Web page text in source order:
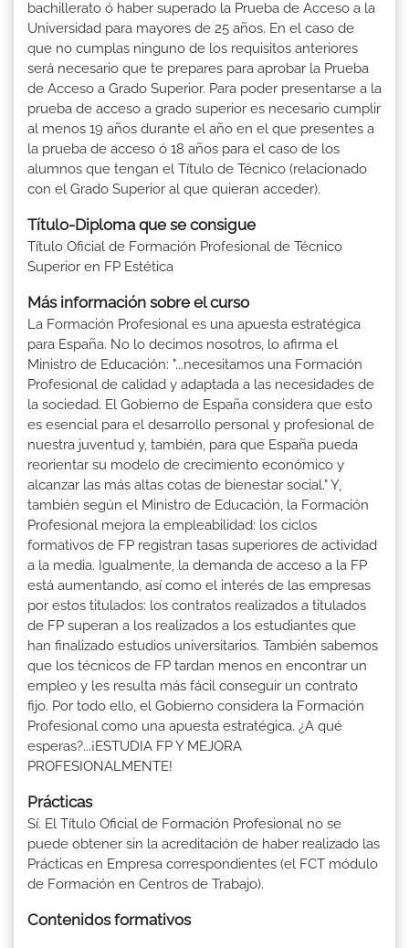
bachillerato ó haber superado la Prueba de Acceso a la
Universidad para mayores de 25 años. En el caso de
que no cumplas ninguno de los requisitos anteriores
será necesario que te prepares para aprobar la Prueba
de Acceso a Grado Superior. Para poder presentarse a la
prueba de acceso a grado superior es necesario cumplir
al menos 19 años durante el año en el que presentes a
la prueba de acceso ó 18 años para el caso de los
alumnos que tengan el Título de Técnico (relacionado
con el Grado Superior al que quieran acceder).
Título-Diploma que se consigue
Título Oficial de Formación Profesional de Técnico
Superior en FP Estética
Más información sobre el curso
La Formación Profesional es una apuesta estratégica
para España. No lo decimos nosotros, lo afirma el
Ministro de Educación: "...necesitamos una Formación
Profesional de calidad y adaptada a las necesidades de
la sociedad. El Gobierno de España considera que esto
es esencial para el desarrollo personal y profesional de
nuestra juventud y, también, para que España pueda
reorientar su modelo de crecimiento económico y
alcanzar las más altas cotas de bienestar social." Y,
también según el Ministro de Educación, la Formación
Profesional mejora la empleabilidad: los ciclos
formativos de FP registran tasas superiores de actividad
a la media. Igualmente, la demanda de acceso a la FP
está aumentando, así como el interés de las empresas
por estos titulados: los contratos realizados a titulados
de FP superan a los realizados a los estudiantes que
han finalizado estudios universitarios. También sabemos
que los técnicos de FP tardan menos en encontrar un
empleo y les resulta más fácil conseguir un contrato
fijo. Por todo ello, el Gobierno considera la Formación
Profesional como una apuesta estratégica. ¿A qué
esperas?...¡ESTUDIA FP Y MEJORA
PROFESIONALMENTE!
Prácticas
Sí. El Título Oficial de Formación Profesional no se
puede obtener sin la acreditación de haber realizado las
Prácticas en Empresa correspondientes (el FCT módulo
de Formación en Centros de Trabajo).
Contenidos formativos